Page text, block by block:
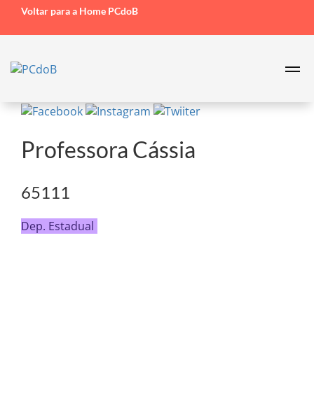
Voltar para a Home PCdoB
Professora Cássia
65111
Dep. Estadual